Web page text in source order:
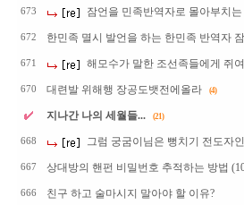
673 잠언을 민족반역자로 몰아부치
672 한민족 멸시 발언을 하는 한민족 반역자
671 해모수가 말한 조선족들에게 쥐
670 대련발 위해행 장공도뱃전에올라 (4)
지나간 나의 세월들... (21)
668 그럼 궁굼이님은 뻥치기 전도자
667 상대방의 핸펀 비밀번호 추적하는 방법
666 친구 하고 술마시지 말아야 할 이유?